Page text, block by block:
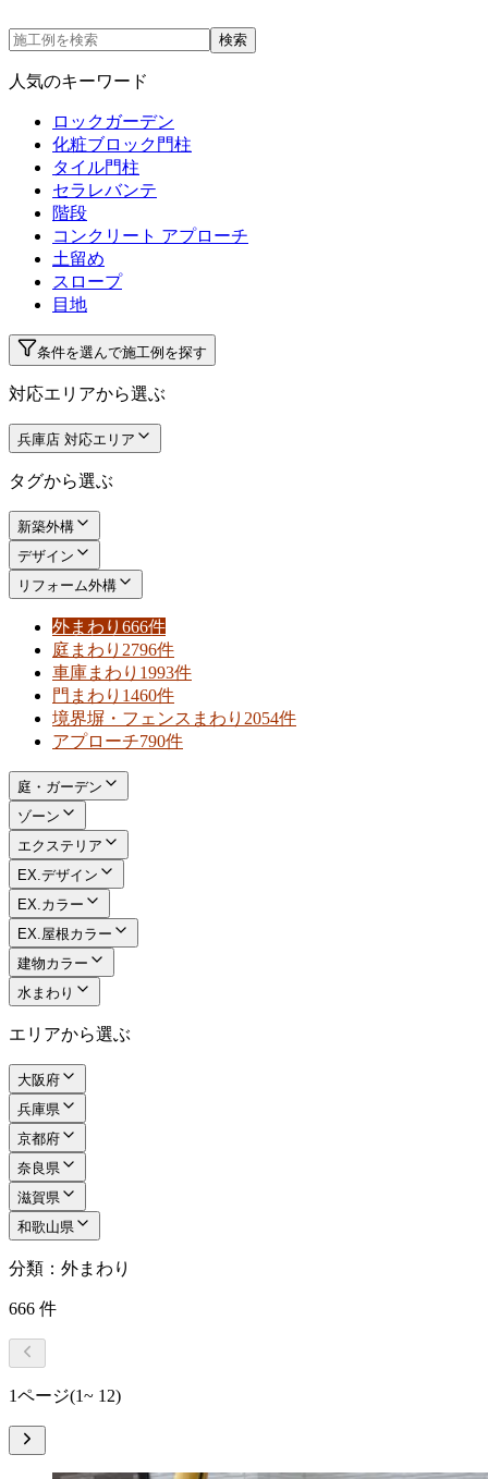
検索
人気のキーワード
ロックガーデン
化粧ブロック門柱
タイル門柱
セラレバンテ
階段
コンクリート アプローチ
土留め
スロープ
目地
条件を選んで施工例を探す
対応エリアから選ぶ
兵庫店 対応エリア
タグから選ぶ
新築外構
デザイン
リフォーム外構
外まわり 666件
庭まわり 2796件
車庫まわり 1993件
門まわり 1460件
境界塀・フェンスまわり 2054件
アプローチ790件
庭・ガーデン
ゾーン
エクステリア
EX.デザイン
EX.カラー
EX.屋根カラー
建物カラー
水まわり
エリアから選ぶ
大阪府
兵庫県
京都府
奈良県
滋賀県
和歌山県
分類：外まわり
666 件
1ページ(1~ 12)